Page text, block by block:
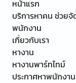
หน้าแรก
บริการหาคน ช่วยจั
พนักงาน
เกี่ยวกับเรา
หางาน
หางานพาร์ทไทม์
ประกาศหาพนักงา